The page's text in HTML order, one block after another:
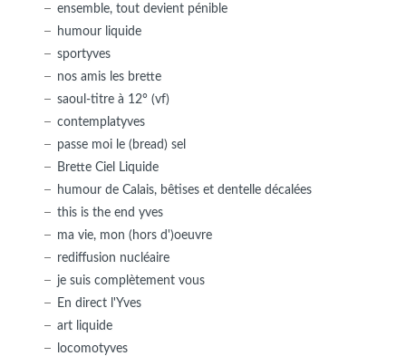
ensemble, tout devient pénible
humour liquide
sportyves
nos amis les brette
saoul-titre à 12° (vf)
contemplatyves
passe moi le (bread) sel
Brette Ciel Liquide
humour de Calais, bêtises et dentelle décalées
this is the end yves
ma vie, mon (hors d')oeuvre
rediffusion nucléaire
je suis complètement vous
En direct l'Yves
art liquide
locomotyves